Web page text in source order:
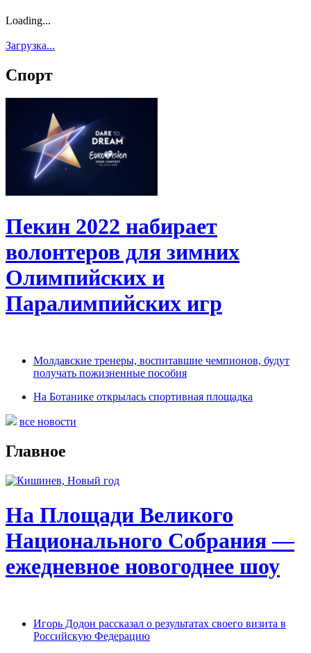
Loading...
Загрузка...
Спорт
Пекин 2022 набирает
волонтеров для зимних
Олимпийских и
Паралимпийских игр
Молдавские тренеры, воспитавшие чемпионов, будут
получать пожизненные пособия
На Ботанике открылась спортивная площадка
все новости
Главное
На Площади Великого
Национального Собрания —
ежедневное новогоднее шоу
Игорь Додон рассказал о результатах своего визита в
Российскую Федерацию